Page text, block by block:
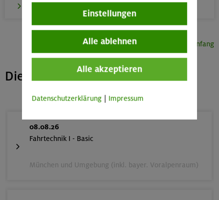
zur Übersicht
Seitenanfang
Die nächsten freien Plätze
08.08.26
Fahrtechnik I - Basic
München und Umgebung (inkl. bayer. Voralpenraum)
Einstellungen
Alle ablehnen
Alle akzeptieren
Datenschutzerklärung Impressum